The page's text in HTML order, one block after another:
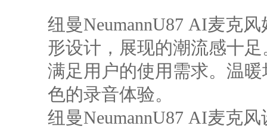
纽曼NeumannU87 AI麦克
形设计，展现的潮流感十
满足用户的使用需求。温
色的录音体验。
纽曼NeumannU87 AI麦克